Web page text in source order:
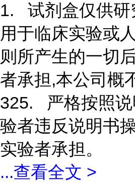
1. 试剂盒仅供研
用于临床实验或
则所产生的一切
者承担,本公司概
325. 严格按照说
验者违反说明书
实验者承担。
...查看全文 >